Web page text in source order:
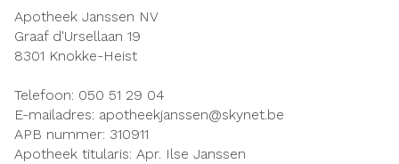
Apotheek Janssen NV
Graaf d'Ursellaan 19
8301 Knokke-Heist
Telefoon: 050 51 29 04
E-mailadres: apotheekjanssen@skynet.be
APB nummer: 310911
Apotheek titularis: Apr. Ilse Janssen